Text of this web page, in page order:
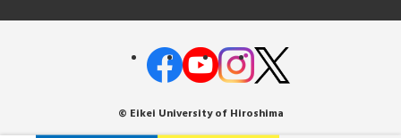
© Eikei University of Hiroshima